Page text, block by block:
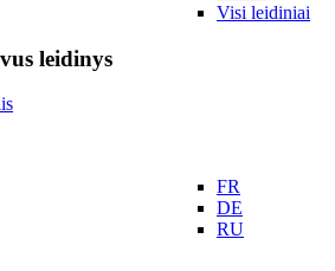
Visi leidiniai
leidinys
FR
DE
RU